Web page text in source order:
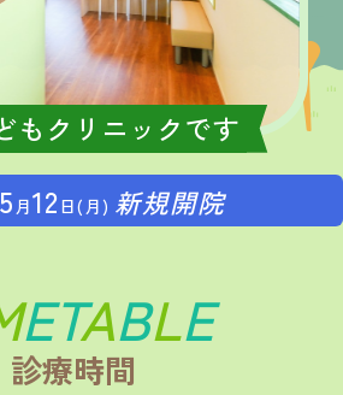
もクリニックです
5 月12日(月) 新規開院
診療時間
ETABLE